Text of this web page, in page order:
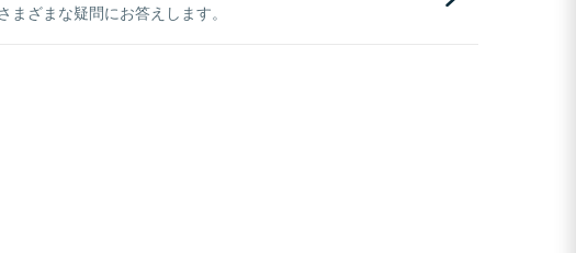
まざまな疑問にお答えします。